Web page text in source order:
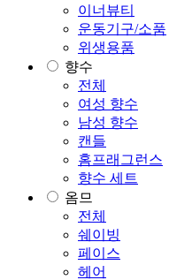
이너뷰티
운동기구/소품
위생용품
향수
전체
여성 향수
남성 향수
캔들
홈프래그런스
향수 세트
옴므
전체
쉐이빙
페이스
헤어